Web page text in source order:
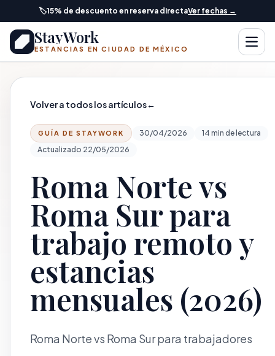
Saltar al contenido principal
🏷️15% de descuento en reserva directaVer fechas →
StayWork
ESTANCIAS EN CIUDAD DE MÉXICO Abrir
Volver a todos los artículos←
GUÍA DE STAYWORK 30/04/2026
14 min de lectura
Actualizado 22/05/2026
Roma Norte vs
Roma Sur para
trabajo remoto y
estancias
mensuales (2026)
Roma Norte vs Roma Sur para trabajadores